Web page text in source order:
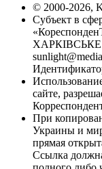
© 2000-2026,
Субъект в
ХАРКІВСЬКЕ
сайте,
При
Украины и
прямая
Ссылка